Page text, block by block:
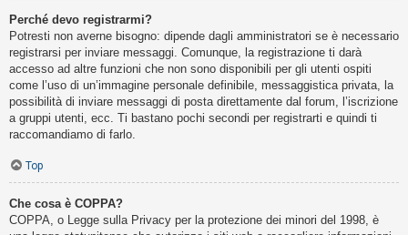
Perché devo registrarmi?
Potresti non averne bisogno: dipende dagli amministratori se è necessario
registrarsi per inviare messaggi. Comunque, la registrazione ti darà
accesso ad altre funzioni che non sono disponibili per gli utenti ospiti
come l’uso di un’immagine personale definibile, messaggistica privata, la
possibilità di inviare messaggi di posta direttamente dal forum, l’iscrizione
a gruppi utenti, ecc. Ti bastano pochi secondi per registrarti e quindi ti
raccomandiamo di farlo.
Top
Che cosa è COPPA?
COPPA, o Legge sulla Privacy per la protezione dei minori del 1998, è